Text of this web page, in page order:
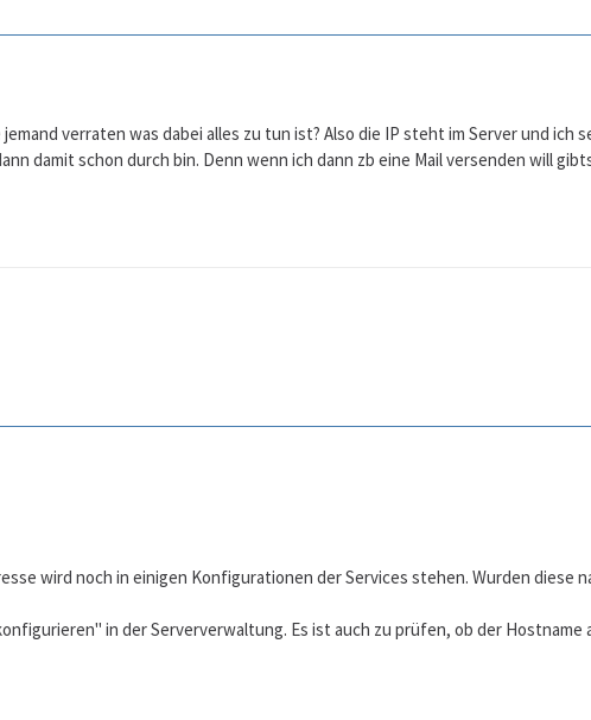
verraten was dabei alles zu tun ist? Also die IP steht im Server und ich
damit schon durch bin. Denn wenn ich dann zb eine Mail versenden will
wird noch in einigen Konfigurationen der Services stehen. Wurden diese
in der Serververwaltung. Es ist auch zu prüfen, ob der